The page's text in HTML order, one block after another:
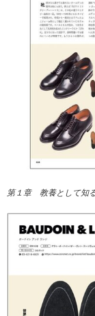
第１章 教養として知